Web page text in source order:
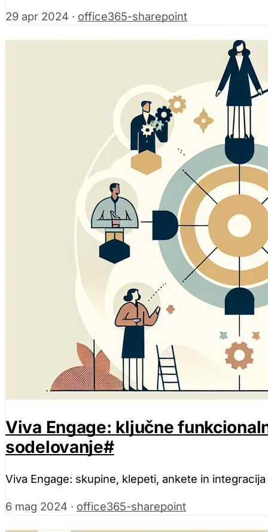
29 apr 2024 · office365-sharepoint
Viva Engage: ključne
sodelovanje#
Viva Engage: skupine, klepeti, ankete in
6 mag 2024 · office365-sharepoint